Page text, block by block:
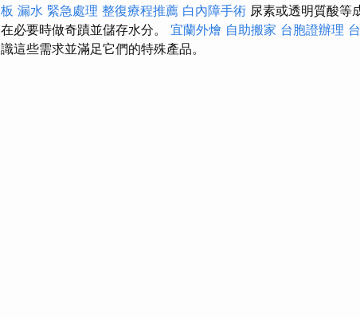
板 漏水 緊急處理 整復療程推薦 白內障手術 尿素或透明質酸等
在必要時做奇蹟並儲存水分。 宜蘭外燴 自助搬家 台胞證辦理
識這些需求並滿足它們的特殊產品。